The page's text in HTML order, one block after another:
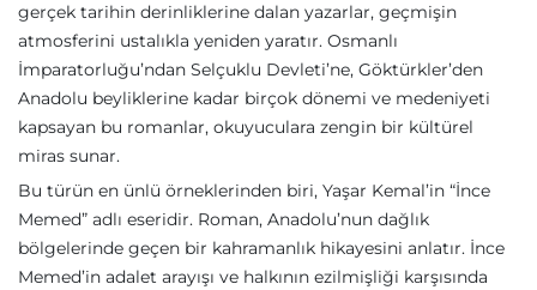
gerçek tarihin derinliklerine dalan yazarlar, geçmişin
atmosferini ustalıkla yeniden yaratır. Osmanlı
İmparatorluğu’ndan Selçuklu Devleti’ne, Göktürkler’den
Anadolu beyliklerine kadar birçok dönemi ve medeniyeti
kapsayan bu romanlar, okuyuculara zengin bir kültürel
miras sunar.
Bu türün en ünlü örneklerinden biri, Yaşar Kemal’in “İnce
Memed” adlı eseridir. Roman, Anadolu’nun dağlık
bölgelerinde geçen bir kahramanlık hikayesini anlatır. İnce
Memed’in adalet arayışı ve halkının ezilmişliği karşısında